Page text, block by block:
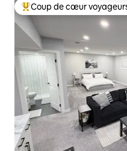
Coup de cœur voyageurs
Coup de cœur